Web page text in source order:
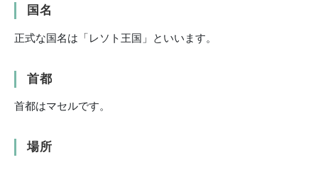
国名
正式な国名は「レソト王国」といいます。
首都
首都はマセルです。
場所